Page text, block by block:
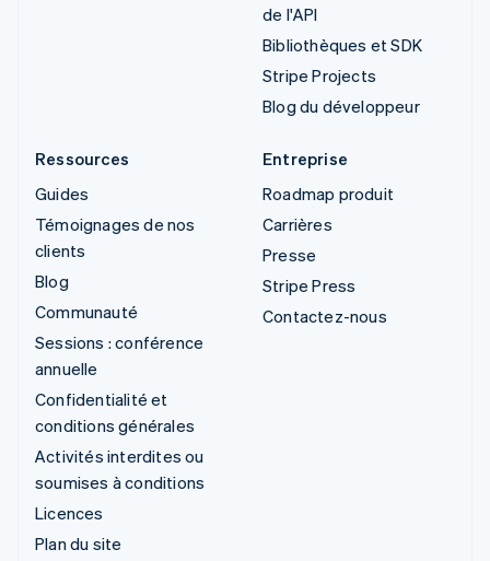
de l'API
Bibliothèques et SDK
Stripe Projects
Blog du développeur
Ressources
Guides
Témoignages de nos
clients
Blog
Communauté
Sessions : conférence
annuelle
Confidentialité et
conditions générales
Activités interdites ou
soumises à conditions
Licences
Plan du site
Entreprise
Roadmap produit
Carrières
Presse
Stripe Press
Contactez-nous